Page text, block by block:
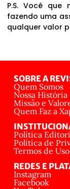
P.S. Você que
fazendo uma
qualquer valor
SOBRE A
Quem Somos
Nossa História
Missão e
Quem Faz a
Política
Política de
Termos de Uso
REDES E
Instagram
Facebook